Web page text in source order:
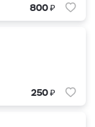
800₽
250₽